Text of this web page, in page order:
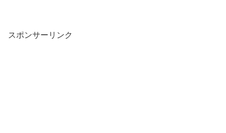
スポンサーリンク